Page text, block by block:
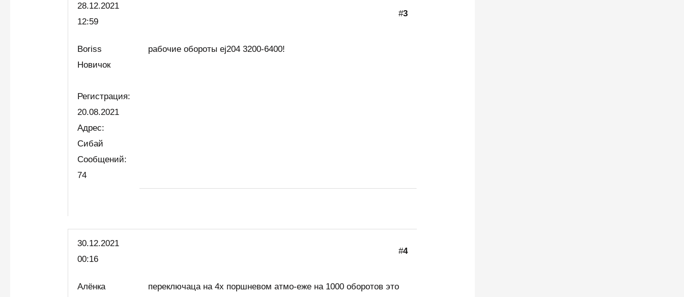
28.12.2021
12:59
#3
Boriss
Новичок
Регистрация:
20.08.2021
Адрес:
Сибай
Сообщений:
74
рабочие обороты ej204 3200-6400!
30.12.2021
00:16
#4
Алёнка
переключаца на 4х поршневом атмо-еже на 1000 оборотов это